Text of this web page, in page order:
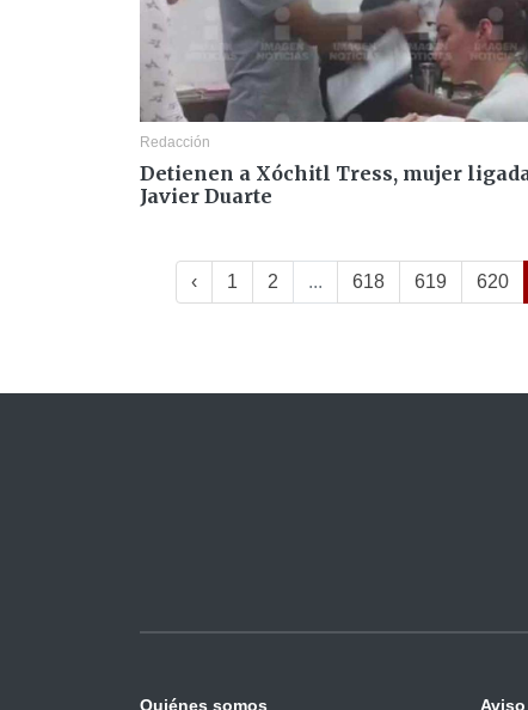
Redacción
Detienen a Xóchitl Tress, mujer
Javier Duarte
‹ 1 2 ... 618 619 620
Quiénes somos